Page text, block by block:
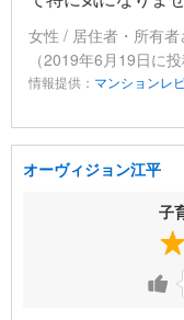
女性 / 居住者・所有者
（2019年6月19日に投
情報提供： マンションレ
オーヴィジョン江平
子